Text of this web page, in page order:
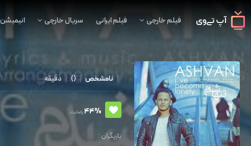
فیلم خارجی فیلم ایرانی سریال خارجی انیمیشن
| نامشخص |
()
| دقیقه
44%رضایت
بازیگران :